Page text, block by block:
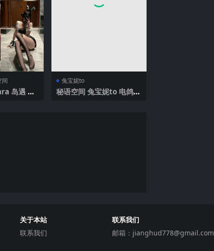
间
岛遇 N
兔宝妮to
秘语空间 兔宝妮to 电鸽 N
关于本站
联系我们
联系我们
邮箱： jianghud778@gmail.com